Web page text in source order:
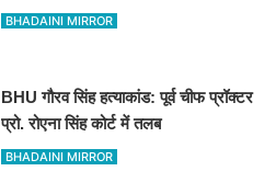
BHADAINI MIRROR
BHU गौरव सिंह हत्याकांड: पूर्व चीफ प्रॉक्टर
प्रो. रोएना सिंह कोर्ट में तलब
BHADAINI MIRROR